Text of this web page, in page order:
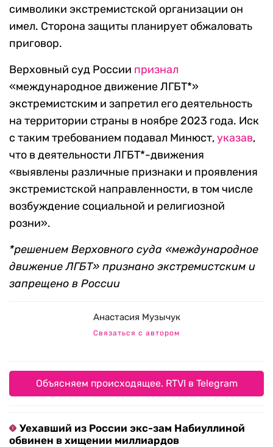
символики экстремистской организации он
имел. Сторона защиты планирует обжаловать
приговор.
Верховный суд России признал
«международное движение ЛГБТ*»
экстремистским и запретил его деятельность
на территории страны в ноябре 2023 года. Иск
с таким требованием подавал Минюст,указав,
что в деятельности ЛГБТ*-движения
«выявлены различные признаки и проявления
экстремистской направленности, в том числе
возбуждение социальной и религиозной
розни».
*решением Верховного суда «международное
движение ЛГБТ» признано экстремистским и
запрещено в России
Анастасия Музычук
Связаться с автором
Объясняем происходящее. RTVI в Telegram
Уехавший из России экс-зам Набиуллиной
обвинен в хищении миллиардов